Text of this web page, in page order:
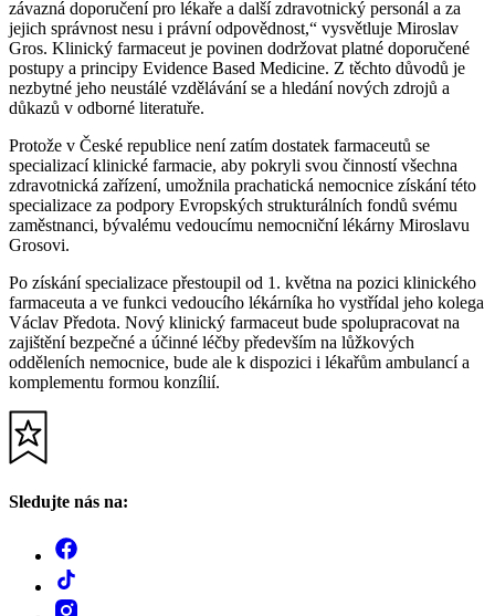
závazná doporučení pro lékaře a další zdravotnický personál a za
jejich správnost nesu i právní odpovědnost,“ vysvětluje Miroslav
Gros. Klinický farmaceut je povinen dodržovat platné doporučené
postupy a principy Evidence Based Medicine. Z těchto důvodů je
nezbytné jeho neustálé vzdělávání se a hledání nových zdrojů a
důkazů v odborné literatuře.
Protože v České republice není zatím dostatek farmaceutů se
specializací klinické farmacie, aby pokryli svou činností všechna
zdravotnická zařízení, umožnila prachatická nemocnice získání této
specializace za podpory Evropských strukturálních fondů svému
zaměstnanci, bývalému vedoucímu nemocniční lékárny Miroslavu
Grosovi.
Po získání specializace přestoupil od 1. května na pozici klinického
farmaceuta a ve funkci vedoucího lékárníka ho vystřídal jeho kolega
Václav Předota. Nový klinický farmaceut bude spolupracovat na
zajištění bezpečné a účinné léčby především na lůžkových
odděleních nemocnice, bude ale k dispozici i lékařům ambulancí a
komplementu formou konzílií.
Sledujte nás na: